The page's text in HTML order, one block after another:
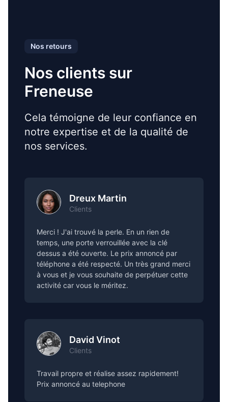
Nos retours
Nos clients sur
Freneuse
Cela témoigne de leur confiance en
notre expertise et de la qualité de
nos services.
Dreux Martin
Clients
Merci ! J'ai trouvé la perle. En un rien de
temps, une porte verrouillée avec la clé
dessus a été ouverte. Le prix annoncé par
téléphone a été respecté. Un très grand merci
à vous et je vous souhaite de perpétuer cette
activité car vous le méritez.
David Vinot
Clients
Travail propre et réalise assez rapidement!
Prix annoncé au telephone